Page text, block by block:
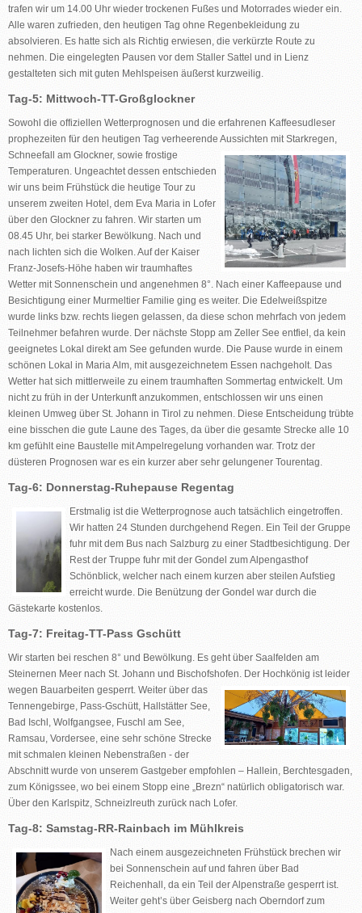
trafen wir um 14.00 Uhr wieder trockenen Fußes und Motorrades wieder ein.
Alle waren zufrieden, den heutigen Tag ohne Regenbekleidung zu
absolvieren. Es hatte sich als Richtig erwiesen, die verkürzte Route zu
nehmen. Die eingelegten Pausen vor dem Staller Sattel und in Lienz
gestalteten sich mit guten Mehlspeisen äußerst kurzweilig.
Tag-5: Mittwoch-TT-Großglockner
Sowohl die offiziellen Wetterprognosen und die erfahrenen Kaffeesudleser
prophezeiten für den heutigen Tag verheerende Aussichten mit Starkregen,
Schneefall
am Glockner, sowie frostige
Temperaturen. Ungeachtet dessen entschieden
wir uns beim Frühstück die heutige Tour zu
unserem zweiten Hotel, dem Eva Maria in Lofer
über den Glockner zu fahren. Wir starten um
08.45 Uhr, bei starker Bewölkung. Nach und
nach lichten sich die Wolken. Auf der Kaiser
Franz-Josefs-Höhe haben wir traumhaftes
Wetter mit Sonnenschein und angenehmen 8°. Nach einer Kaffeepause und
Besichtigung einer Murmeltier Familie ging es weiter. Die Edelweißspitze
wurde links bzw. rechts liegen gelassen, da diese schon mehrfach von jedem
Teilnehmer befahren wurde. Der nächste Stopp am Zeller See entfiel, da kein
geeignetes Lokal direkt am See gefunden wurde. Die Pause wurde in einem
schönen Lokal in Maria Alm, mit ausgezeichnetem Essen nachgeholt. Das
Wetter hat sich mittlerweile zu einem traumhaften Sommertag entwickelt. Um
nicht zu früh in der Unterkunft anzukommen, entschlossen wir uns einen
kleinen Umweg über St. Johann in Tirol zu nehmen. Diese Entscheidung trübte
eine bisschen die gute Laune des Tages, da über die gesamte Strecke alle 10
km gefühlt eine Baustelle mit Ampelregelung vorhanden war. Trotz der
düsteren Prognosen war es ein kurzer aber sehr gelungener Tourentag.
Tag-6: Donnerstag-Ruhepause Regentag
Erstmalig ist die Wetterprognose auch tatsächlich eingetroffen.
Wir hatten 24 Stunden durchgehend Regen. Ein Teil der Gruppe
fuhr mit dem Bus nach Salzburg zu einer Stadtbesichtigung. Der
Rest der Truppe fuhr mit der Gondel zum Alpengasthof
Schönblick, welcher nach einem kurzen aber steilen Aufstieg
erreicht wurde. Die Benützung der Gondel war durch die
Gästekarte kostenlos.
Tag-7: Freitag-TT-Pass Gschütt
Wir starten bei reschen 8° und Bewölkung. Es geht über Saalfelden am
Steinernen Meer nach St. Johann und Bischofshofen. Der Hochkönig ist leider
wegen Bauarbeiten gesperrt. Weiter über das
Tennengebirge, Pass-Gschütt, Hallstätter See,
Bad Ischl, Wolfgangsee, Fuschl am See,
Ramsau, Vordersee, eine sehr schöne Strecke
mit schmalen kleinen Nebenstraßen - der
Abschnitt wurde von unserem Gastgeber empfohlen – Hallein, Berchtesgaden,
zum Königssee, wo bei einem Stopp eine „Brezn“ natürlich obligatorisch war.
Über den Karlspitz, Schneizlreuth zurück nach Lofer.
Tag-8: Samstag-RR-Rainbach im Mühlkreis
Nach einem ausgezeichneten Frühstück brechen wir
bei Sonnenschein auf und fahren über Bad
Reichenhall, da ein Teil der Alpenstraße gesperrt ist.
Weiter geht’s über Geisberg nach Oberndorf zum